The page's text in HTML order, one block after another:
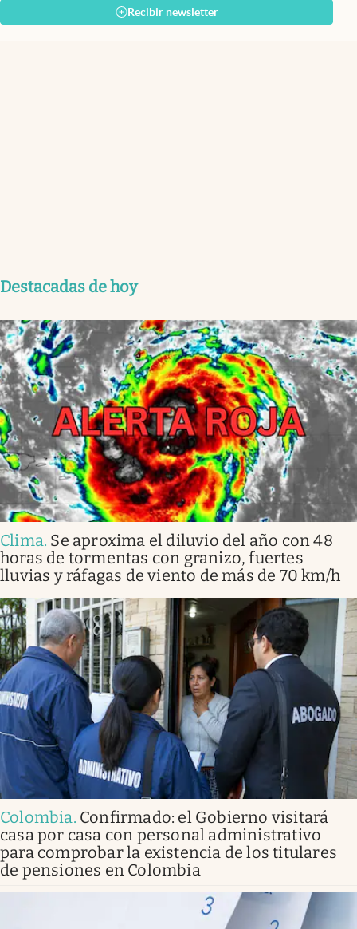
Recibir newsletter
Destacadas de hoy
Clima. Se aproxima el diluvio del año con 48
horas de tormentas con granizo, fuertes
lluvias y ráfagas de viento de más de 70 km/h
Colombia. Confirmado: el Gobierno visitará
casa por casa con personal administrativo
para comprobar la existencia de los titulares
de pensiones en Colombia